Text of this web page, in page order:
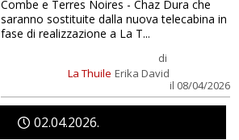
La Thuile
di
Erika David
il 08/04/2026
Combe e Terres Noires - Chaz Dura che
saranno sostituite dalla nuova telecabina in
fase di realizzazione a La T...
0204 2026